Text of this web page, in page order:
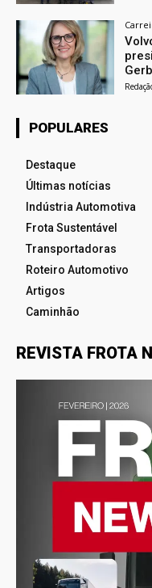
POPULARES
Destaque
Últimas notícias
Indústria Automotiva
Frota Sustentável
Transportadoras
Roteiro Automotivo
Artigos
Caminhão
REVISTA FROTA